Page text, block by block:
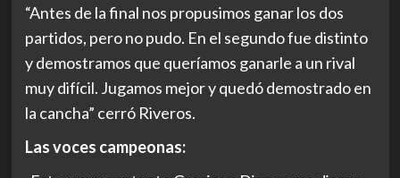
“Antes de la final nos propusimos ganar los dos
partidos, pero no pudo. En el segundo fue distinto
y demostramos que queríamos ganarle a un rival
muy difícil. Jugamos mejor y quedó demostrado en
la cancha” cerró Riveros.
Las voces campeonas: